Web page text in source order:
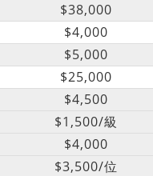
$38,000
$4,000
$5,000
$25,000
$4,500
$1,500/級
$4,000
$3,500/位